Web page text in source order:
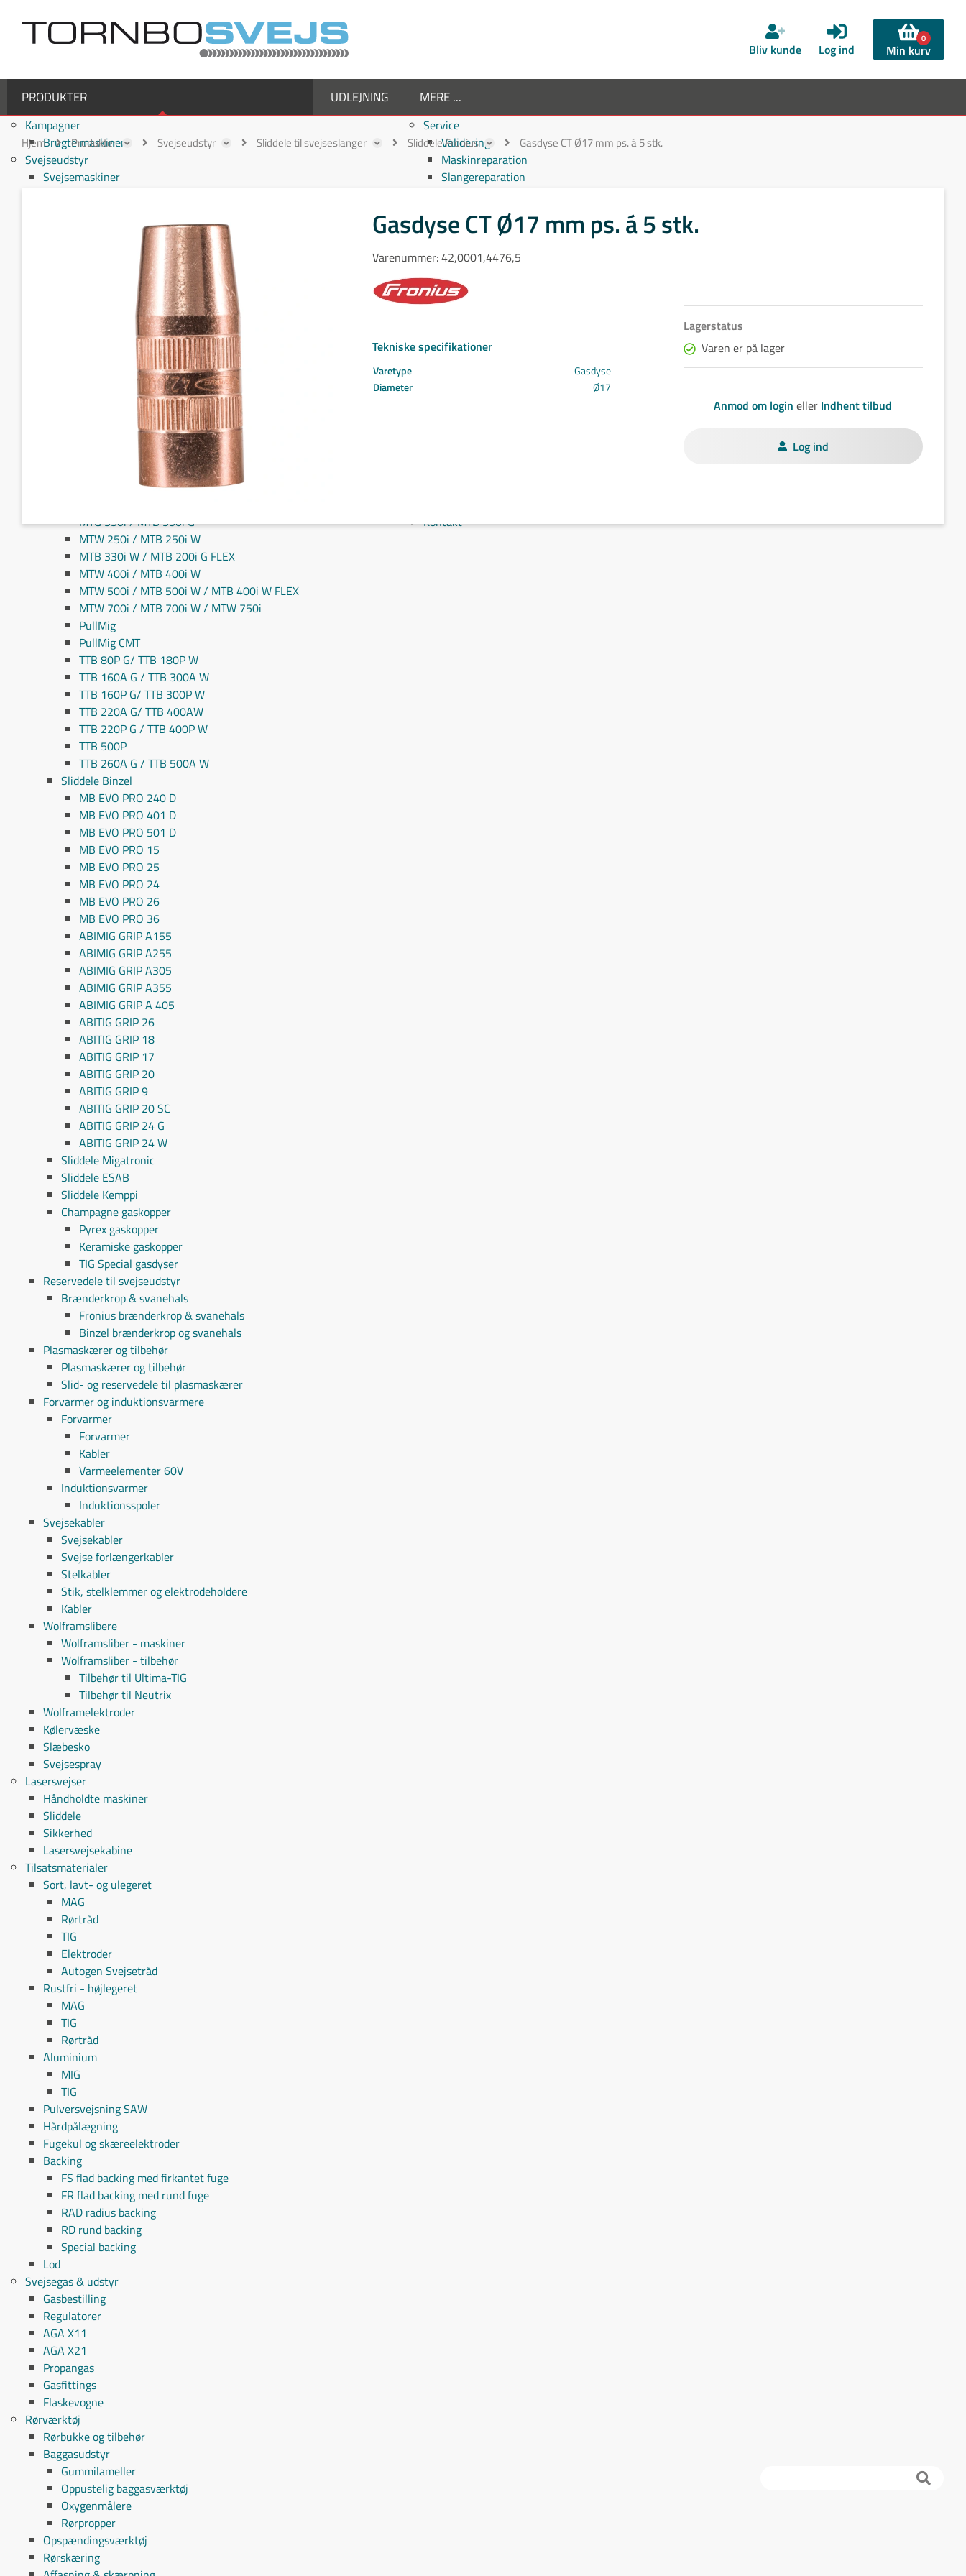
Bliv kunde Log ind
0
Min kurv
PRODUKTER
Kampagner
Brugte maskiner
Svejseudstyr
Svejsemaskiner
MMA / Elektrode svejsemaskiner
Multiprocesmaskiner
Binzel svejseslanger
Binzel MIG/MAG svejseslanger
Fronius svejseslanger
Fronius MIG/MAG svejseslanger
Fronius TIG svejseslanger
Sliddele til svejseslanger
Sliddele Fronius
MTG 250i / MTB 250i G
MTG 320i / MTB 320i G
MTB 200i / MTB 330i G
MTG 550i / MTB 550i G
MTW 250i / MTB 250i W
MTB 330i W / MTB 200i G FLEX
MTW 400i / MTB 400i W
MTW 500i / MTB 500i W / MTB 400i W FLEX
MTW 700i / MTB 700i W / MTW 750i
PullMig
PullMig CMT
TTB 80P G/ TTB 180P W
TTB 160A G / TTB 300A W
TTB 160P G/ TTB 300P W
TTB 220A G/ TTB 400AW
TTB 220P G / TTB 400P W
TTB 500P
TTB 260A G / TTB 500A W
Sliddele Binzel
MB EVO PRO 240 D
MB EVO PRO 401 D
MB EVO PRO 501 D
MB EVO PRO 15
MB EVO PRO 25
MB EVO PRO 24
MB EVO PRO 26
MB EVO PRO 36
ABIMIG GRIP A155
ABIMIG GRIP A255
ABIMIG GRIP A305
ABIMIG GRIP A355
ABIMIG GRIP A 405
ABITIG GRIP 26
ABITIG GRIP 18
ABITIG GRIP 17
ABITIG GRIP 20
ABITIG GRIP 9
ABITIG GRIP 20 SC
ABITIG GRIP 24 G
ABITIG GRIP 24 W
Sliddele Migatronic
Sliddele ESAB
Sliddele Kemppi
Champagne gaskopper
Pyrex gaskopper
Keramiske gaskopper
TIG Special gasdyser
Reservedele til svejseudstyr
Brænderkrop & svanehals
Fronius brænderkrop & svanehals
Binzel brænderkrop og svanehals
Plasmaskærer og tilbehør
Plasmaskærer og tilbehør
Slid- og reservedele til plasmaskærer
Forvarmer og induktionsvarmere
Forvarmer
Forvarmer
Kabler
Varmeelementer 60V
Induktionsvarmer
Induktionsspoler
Svejsekabler
Svejsekabler
Svejse forlængerkabler
Stelkabler
Stik, stelklemmer og elektrodeholdere
Kabler
Wolframslibere
Wolframsliber - maskiner
Wolframsliber - tilbehør
Tilbehør til Ultima-TIG
Tilbehør til Neutrix
Wolframelektroder
Kølervæske
Slæbesko
Svejsespray
Lasersvejser
Håndholdte maskiner
Sliddele
Sikkerhed
Lasersvejsekabine
Tilsatsmaterialer
Sort, lavt- og ulegeret
MAG
Rørtråd
TIG
Elektroder
Autogen Svejsetråd
Rustfri - højlegeret
MAG
TIG
Rørtråd
Aluminium
MIG
TIG
Pulversvejsning SAW
Hårdpålægning
Fugekul og skæreelektroder
Backing
FS flad backing med firkantet fuge
FR flad backing med rund fuge
RAD radius backing
RD rund backing
Special backing
Lod
Svejsegas & udstyr
Gasbestilling
Regulatorer
AGA X11
AGA X21
Propangas
Gasfittings
Flaskevogne
Rørværktøj
Rørbukke og tilbehør
Baggasudstyr
Gummilameller
Oppustelig baggasværktøj
Oxygenmålere
Rørpropper
Opspændingsværktøj
Rørskæring
UDLEJNING MERE ...
Service
Validering
Maskinreparation
Slangereparation
Virksomheden
Supplier
Job hos TornboSvejs
Kvalitetspolitik
ESG politik
Kom i mål med dit projekt
Kontakt
Hjem Produkter Svejseudstyr Sliddele til svejseslanger Sliddele Fronius Gasdyse CT Ø17 mm ps. á 5 stk.
Gasdyse CT Ø17 mm ps. á 5 stk.
Varenummer:42,0001,4476,5
Tekniske specifikationer
Varetype
Gasdyse
Diameter
Ø17
Lagerstatus
Varen er på lager
Anmod om login eller Indhent tilbud
Log ind